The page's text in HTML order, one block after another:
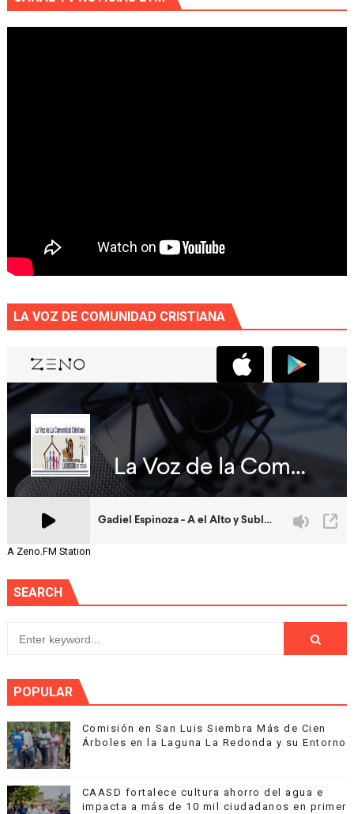
LA VOZ DE COMUNIDAD CRISTIANA
A Zeno.FM Station
SEARCH
POPULAR
Comisión en San Luis Siembra Más de Cien
Árboles en la Laguna La Redonda y su Entorno
CAASD fortalece cultura ahorro del agua e
impacta a más de 10 mil ciudadanos en primer